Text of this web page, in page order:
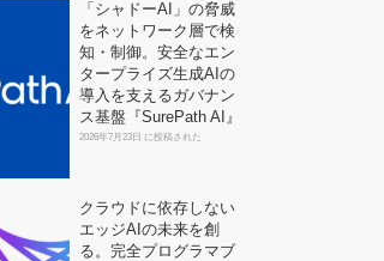
「シャドーAI」の脅威
をネットワーク層で検
知・制御。安全なエン
タープライズ生成AIの
導入を支えるガバナン
ス基盤『SurePath AI』
2026年7月23日 に投稿された
クラウドに依存しない
エッジAIの未来を創
る。完全プログラマブ